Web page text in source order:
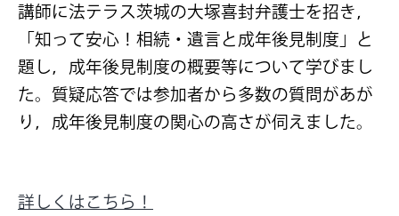
講師に法テラス茨城の大塚喜封弁護士を招き，
「知って安心！相続・遺言と成年後見制度」と
題し，成年後見制度の概要等について学びまし
た。質疑応答では参加者から多数の質問があが
り，成年後見制度の関心の高さが伺えました。
詳しくはこちら！